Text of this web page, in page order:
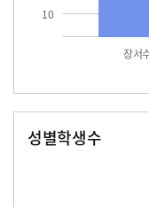
10
장서
성별학생수